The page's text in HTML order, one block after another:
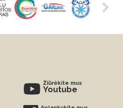
Žiūrėkite mus
Youtube